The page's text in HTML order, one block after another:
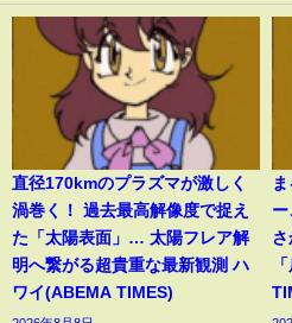
直径170kmのプラズマが激しく
渦巻く！ 過去最高解像度で捉え
た「太陽表面」… 太陽フレア解
明へ繋がる超貴重な最新観測 ハ
ワイ(ABEMA TIMES)
ー
さ